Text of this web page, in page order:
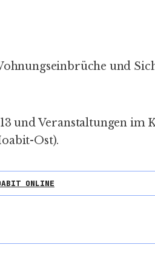
und
und Veranstaltungen im
Ost).
ONLINE